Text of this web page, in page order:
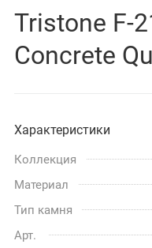
Tristone F-
Concrete
Характеристики
Коллекция
Материал
Тип камня
Арт.